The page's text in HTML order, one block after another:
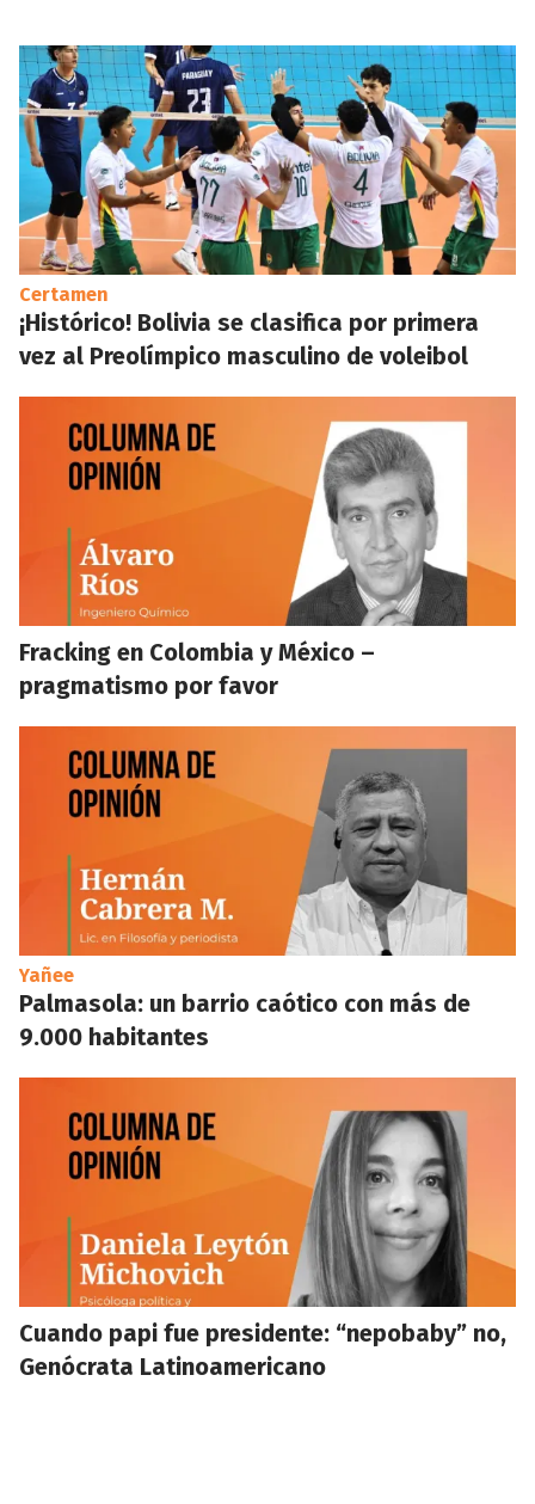
Certamen
¡Histórico! Bolivia se clasifica por primera
vez al Preolímpico masculino de voleibol
Fracking en Colombia y México –
pragmatismo por favor
Yañee
Palmasola: un barrio caótico con más de
9.000 habitantes
Cuando papi fue presidente: “nepobaby” no,
Genócrata Latinoamericano